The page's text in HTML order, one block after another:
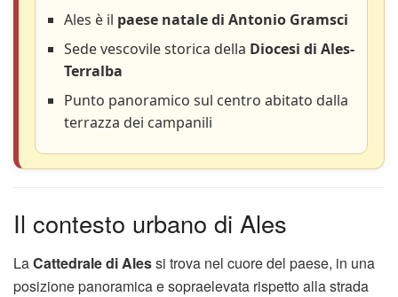
Ales è il paese natale di Antonio Gramsci
Sede vescovile storica della Diocesi di Ales-
Terralba
Punto panoramico sul centro abitato dalla
terrazza dei campanili
Il contesto urbano di Ales
LaCattedrale di Alessi trova nel cuore del paese, in una
posizione panoramica e sopraelevata rispetto alla strada